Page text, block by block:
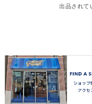
出品されて